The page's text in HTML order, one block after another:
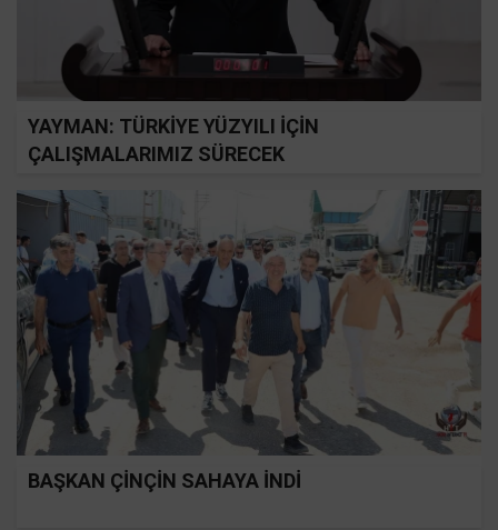
YAYMAN: TÜRKİYE YÜZYILI İÇİN
ÇALIŞMALARIMIZ SÜRECEK
BAŞKAN ÇİNÇİN SAHAYA İNDİ